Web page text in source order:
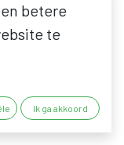
betere
te
Ik ga akkoord